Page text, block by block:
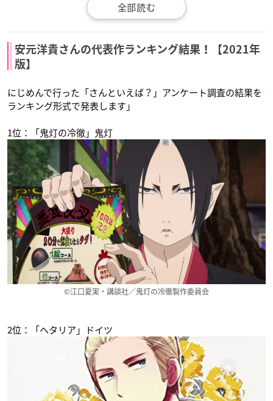
マジカパーティ
ワニスケ
真・中華一番！（第
炎炎ノ消防隊 弐ノ章
ぐらぶるっ！
ジン
神達に拾われた男
竹林竜馬
ハイスコアガールII
ガイルさん
ヴィンランド・サガ
かつて神だった獣た
ワンパンマン（第2
安元洋貴さんの代表作ランキング結果！【2021年
版】
にじめんで行った「さんといえば？」アンケート調査の結果を
ランキング形式で発表します」
1位：「鬼灯の冷徹」鬼灯
©江口夏実・講談社／鬼灯の冷徹製作委員会
2位：「ヘタリア」ドイツ